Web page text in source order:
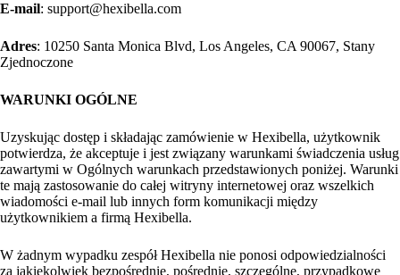
E-mail: support@hexibella.com
Adres: 10250 Santa Monica Blvd, Los Angeles, CA 90067, Stany
Zjednoczone
WARUNKI OGÓLNE
Uzyskując dostęp i składając zamówienie w Hexibella, użytkownik
potwierdza, że akceptuje i jest związany warunkami świadczenia usług
zawartymi w Ogólnych warunkach przedstawionych poniżej. Warunki
te mają zastosowanie do całej witryny internetowej oraz wszelkich
wiadomości e-mail lub innych form komunikacji między
użytkownikiem a firmą Hexibella.
W żadnym wypadku zespół Hexibella nie ponosi odpowiedzialności
za jakiekolwiek bezpośrednie, pośrednie, szczególne, przypadkowe